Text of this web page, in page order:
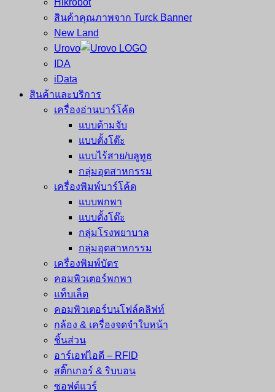
Hikrobot
สินค้าคุณภาพจาก Turck Banner
New Land
Urovo
IDA
iData
สินค้าและบริการ
เครื่องอ่านบาร์โค้ด
แบบด้ามจับ
แบบตั้งโต๊ะ
แบบไร้สาย/บลูทูธ
กลุ่มอุตสาหกรรม
เครื่องพิมพ์บาร์โค้ด
แบบพกพา
แบบตั้งโต๊ะ
กลุ่มโรงพยาบาล
กลุ่มอุตสาหกรรม
เครื่องพิมพ์บัตร
คอมพิวเตอร์พกพา
แท็บเล็ต
คอมพิวเตอร์บนโฟล์คลิฟท์
กล้อง & เครื่องจดจำใบหน้า
ชิ้นส่วน
อาร์เอฟไอดี – RFID
สติ๊กเกอร์ & ริบบอน
ซอฟต์แวร์